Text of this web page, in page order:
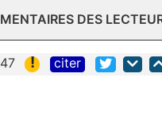
DES
! citer